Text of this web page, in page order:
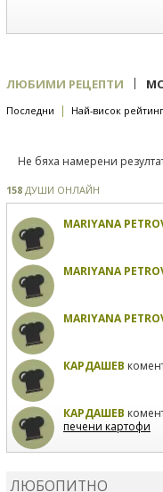
ЛЮБИМИ РЕЦЕПТИ |
Последни | Най-висок рейтинг
Не бяха намерени
158 ДУШИ ОНЛАЙН
MARIYANA
MARIYANA
MARIYANA
КАРДАШЕВ
КАРДАШЕВ
печени картофи
ЛЮБОПИТНО